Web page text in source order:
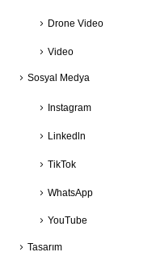
Drone Video
Video
Sosyal Medya
Instagram
Linkedln
TikTok
WhatsApp
YouTube
Tasarım